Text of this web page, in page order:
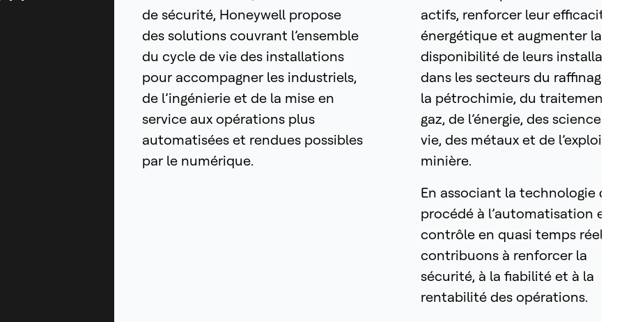
de sécurité, Honeywell propose
des solutions couvrant l’ensemble
du cycle de vie des installations
pour accompagner les industriels,
de l’ingénierie et de la mise en
service aux opérations plus
automatisées et rendues possibles
par le numérique.
actifs, renforcer leur efficacité
énergétique et augmenter la
disponibilité de leurs
dans les secteurs du raffinage,
la pétrochimie, du traitement
gaz, de l’énergie, des sciences
vie, des métaux et de
minière.
En associant la technologie de
procédé à l’automatisation et
contrôle en quasi temps réel,
contribuons à renforcer la
sécurité, à la fiabilité et à la
rentabilité des opérations.